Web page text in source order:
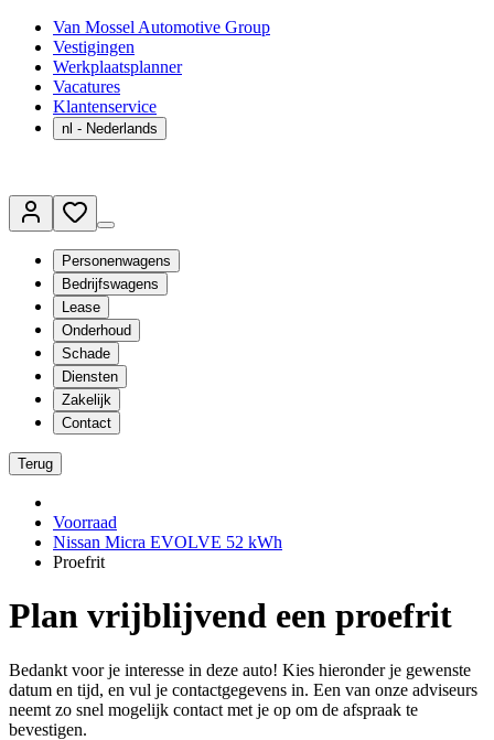
Van Mossel Automotive Group
Vestigingen
Werkplaatsplanner
Vacatures
Klantenservice
nl - Nederlands
Personenwagens
Bedrijfswagens
Lease
Onderhoud
Schade
Diensten
Zakelijk
Contact
Terug
Voorraad
Nissan Micra EVOLVE 52 kWh
Proefrit
Plan vrijblijvend een proefrit
Bedankt voor je interesse in deze auto! Kies hieronder je gewenste
datum en tijd, en vul je contactgegevens in. Een van onze adviseurs
neemt zo snel mogelijk contact met je op om de afspraak te
bevestigen.